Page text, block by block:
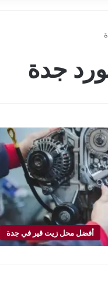
جدة
أفضل محل زيت قير في جدة